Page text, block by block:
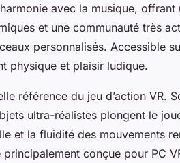
avec la musique, offrant
et une communauté très
personnalisés. Accessible
physique et plaisir ludique.
référence du jeu d’action VR.
ultra-réalistes plongent le
et la fluidité des mouvements
conçue pour PC